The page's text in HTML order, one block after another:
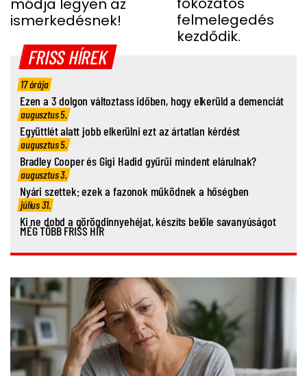
módja legyen az
ismerkedésnek!
felmelegedés
kezdődik.
FRISS HÍREK
17 órája
Ezen a 3 dolgon változtass időben, hogy elkerüld a demenciát
augusztus 5.
Együttlét alatt jobb elkerülni ezt az ártatlan kérdést
augusztus 5.
Bradley Cooper és Gigi Hadid gyűrűi mindent elárulnak?
augusztus 3.
Nyári szettek: ezek a fazonok működnek a hőségben
július 31.
Ki ne dobd a görögdinnyehéjat, készíts belőle savanyúságot
MÉG TÖBB FRISS HÍR